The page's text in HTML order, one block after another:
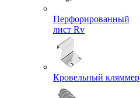
Перфорированный
лист Rv
Кровельный кляммер